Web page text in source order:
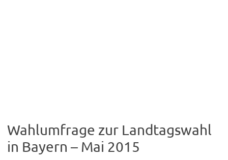
Wahlumfrage zur Landtagswahl
in Bayern – Mai 2015